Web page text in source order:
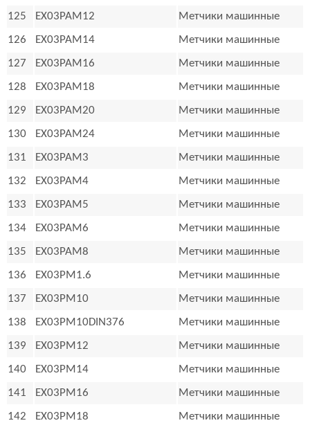
125
EX03PAM12
Метчики машинные
126
EX03PAM14
Метчики машинные
127
EX03PAM16
Метчики машинные
128
EX03PAM18
Метчики машинные
129
EX03PAM20
Метчики машинные
130
EX03PAM24
Метчики машинные
131
EX03PAM3
Метчики машинные
132
EX03PAM4
Метчики машинные
133
EX03PAM5
Метчики машинные
134
EX03PAM6
Метчики машинные
135
EX03PAM8
Метчики машинные
136
EX03PM1.6
Метчики машинные
137
EX03PM10
Метчики машинные
138
EX03PM10DIN376
Метчики машинные
139
EX03PM12
Метчики машинные
140
EX03PM14
Метчики машинные
141
EX03PM16
Метчики машинные
142
EX03PM18
Метчики машинные